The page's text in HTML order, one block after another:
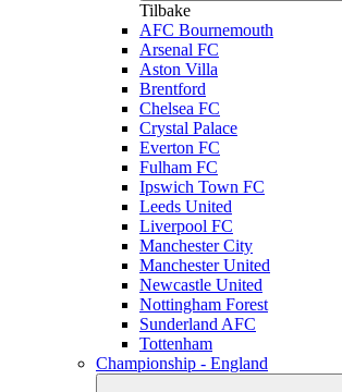
Tilbake
AFC Bournemouth
Arsenal FC
Aston Villa
Brentford
Chelsea FC
Crystal Palace
Everton FC
Fulham FC
Ipswich Town FC
Leeds United
Liverpool FC
Manchester City
Manchester United
Newcastle United
Nottingham Forest
Sunderland AFC
Tottenham
Championship - England